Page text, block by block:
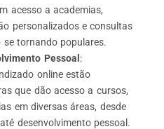
acesso a academias,
personalizados e consultas
se tornando populares.
Pessoal :
online estão
que dão acesso a cursos,
em diversas áreas, desde
desenvolvimento pessoal.